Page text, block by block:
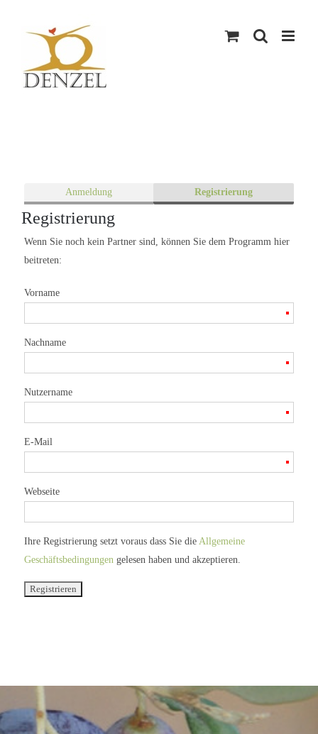
Anmeldung Registrierung
Registrierung
Wenn Sie noch kein Partner sind, können Sie dem Programm hier
beitreten:
Vorname
Nachname
Nutzername
E-Mail
Webseite
Ihre Registrierung setzt voraus dass Sie die Allgemeine
Geschäftsbedingungen gelesen haben und akzeptieren.